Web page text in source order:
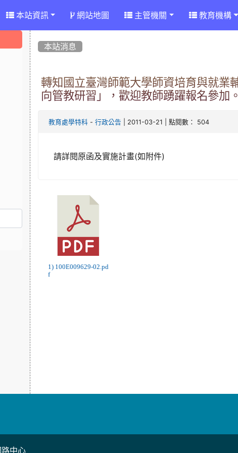
本站資訊 網站地圖 主管機關 教育機構
本站消息
轉知國立臺灣師範大學師資培育與就業
向管教研習」，歡迎教師踴躍報名參加。
教育處學特科 -行政公告 | 2011-03-21 | 點閱數： 504
請詳閱原函及實施計畫(如附件)
1) 100E009629-02.pd
f
中心